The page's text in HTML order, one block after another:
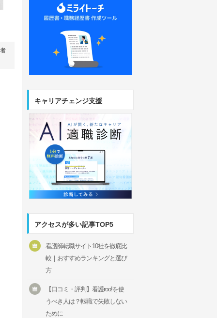
キャリアチェンジ支援
アクセスが多い記事TOP5
看護師転職サイト10社を徹底比
較｜おすすめランキングと選び
方
【口コミ・評判】看護roo!を使
うべき人は？転職で失敗しない
ために